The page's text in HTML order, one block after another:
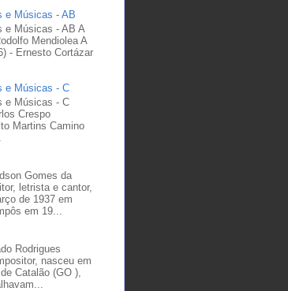
e Músicas - AB
e Músicas - AB A
Mendiolea A
- Ernesto Cortázar
e Músicas - C
e Músicas - C
Crespo
Martins Camino
Gomes da
letrista e cantor,
de 1937 em
em 19...
Rodrigues
nasceu em
Catalão (GO ),